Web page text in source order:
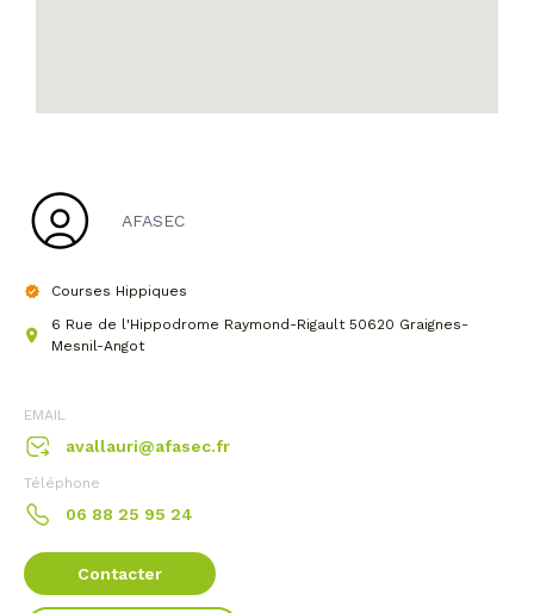
AFASEC
Courses Hippiques
6 Rue de l'Hippodrome Raymond-Rigault 50620 Graignes-
Mesnil-Angot
EMAIL
avallauri@afasec.fr
Téléphone
06 88 25 95 24
Contacter